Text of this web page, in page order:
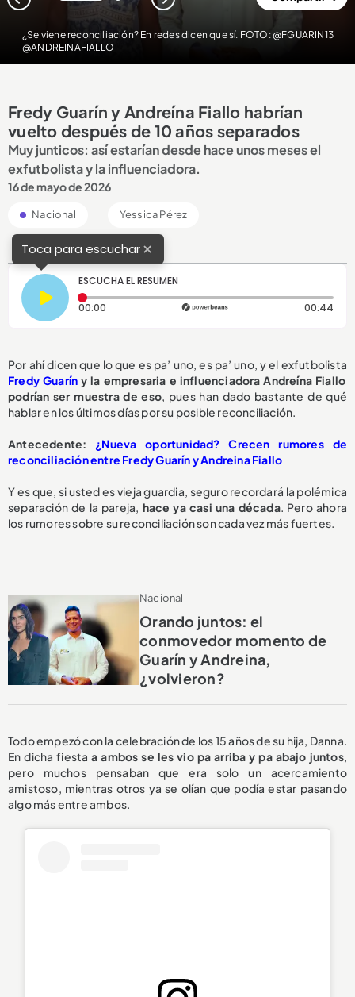
¿Se viene reconciliación? En redes dicen que sí. FOTO: @FGUARIN13
@ANDREINAFIALLO
Fredy Guarín y Andreína Fiallo habrían
vuelto después de 10 años separados
Muy junticos: así estarían desde hace unos meses el
exfutbolista y la influenciadora.
16 de mayo de 2026
Nacional Yessica Pérez
Toca para escuchar×
ESCUCHA EL RESUMEN
00:00 Tiempo transcurrido: 0 segundos 00:44
Por ahí dicen que lo que es pa’ uno, es pa’ uno, y el exfutbolista
Fredy Guarín y la empresaria e influenciadora Andreína Fiallo
podrían ser muestra de eso, pues han dado bastante de qué
hablar en los últimos días por su posible reconciliación.
Antecedente: ¿Nueva oportunidad? Crecen rumores de
reconciliación entre Fredy Guarín y Andreina Fiallo
Y es que, si usted es vieja guardia, seguro recordará la polémica
separación de la pareja, hace ya casi una década. Pero ahora
los rumores sobre su reconciliación son cada vez más fuertes.
Nacional
Orando juntos: el
conmovedor momento de
Guarín y Andreina,
¿volvieron?
Todo empezó con la celebración de los 15 años de su hija, Danna.
En dicha fiestaa ambos se les vio pa arriba y pa abajo juntos,
pero muchos pensaban que era solo un acercamiento
amistoso, mientras otros ya se olían que podía estar pasando
algo más entre ambos.